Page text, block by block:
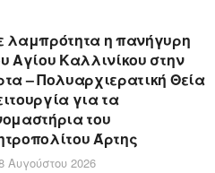
λαμπρότητα η πανήγυρη
Αγίου Καλλινίκου στην
– Πολυαρχιερατική Θεία
για τα
του
Άρτης
Αυγούστου 2026